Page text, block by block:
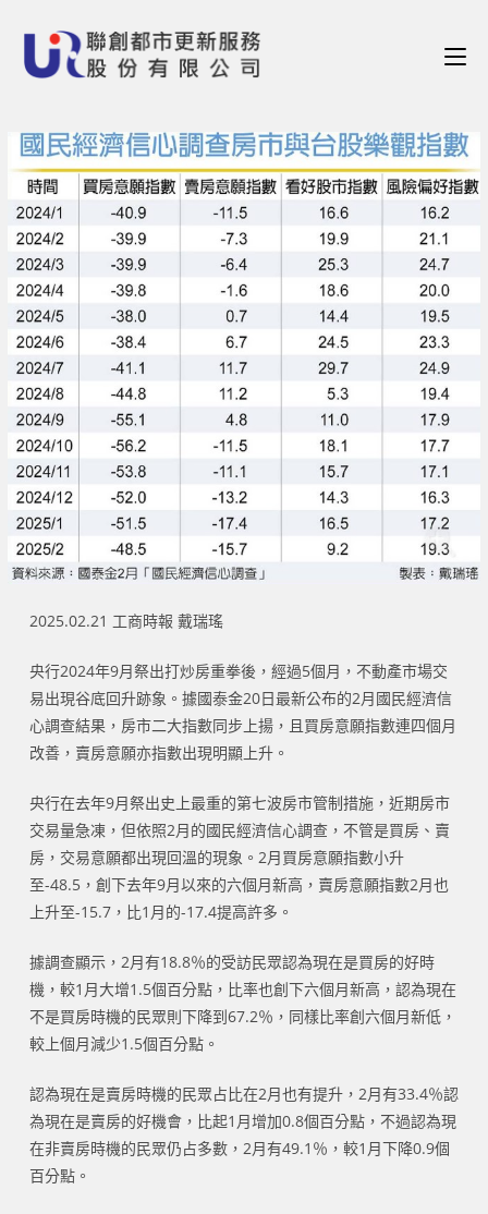
2025.02.21 工商時報 戴瑞瑤
央行2024年9月祭出打炒房重拳後，經過5個月，不動產市場交
易出現谷底回升跡象。據國泰金20日最新公布的2月國民經濟信
心調查結果，房市二大指數同步上揚，且買房意願指數連四個月
改善，賣房意願亦指數出現明顯上升。
央行在去年9月祭出史上最重的第七波房市管制措施，近期房市
交易量急凍，但依照2月的國民經濟信心調查，不管是買房、賣
房，交易意願都出現回溫的現象。2月買房意願指數小升
至-48.5，創下去年9月以來的六個月新高，賣房意願指數2月也
上升至-15.7，比1月的-17.4提高許多。
據調查顯示，2月有18.8％的受訪民眾認為現在是買房的好時
機，較1月大增1.5個百分點，比率也創下六個月新高，認為現在
不是買房時機的民眾則下降到67.2％，同樣比率創六個月新低，
較上個月減少1.5個百分點。
認為現在是賣房時機的民眾占比在2月也有提升，2月有33.4％認
為現在是賣房的好機會，比起1月增加0.8個百分點，不過認為現
在非賣房時機的民眾仍占多數，2月有49.1％，較1月下降0.9個
百分點。